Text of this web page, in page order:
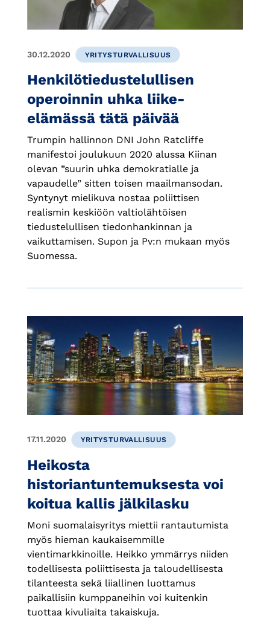
30.12.2020 YRITYSTURVALLISUUS
Henkilötiedustelullisen
operoinnin uhka liike-
elämässä tätä päivää
Trumpin hallinnon DNI John Ratcliffe
manifestoi joulukuun 2020 alussa Kiinan
olevan ”suurin uhka demokratialle ja
vapaudelle” sitten toisen maailmansodan.
Syntynyt mielikuva nostaa poliittisen
realismin keskiöön valtiolähtöisen
tiedustelullisen tiedonhankinnan ja
vaikuttamisen. Supon ja Pv:n mukaan myös
Suomessa.
17.11.2020 YRITYSTURVALLISUUS
Heikosta
historiantuntemuksesta voi
koitua kallis jälkilasku
Moni suomalaisyritys miettii rantautumista
myös hieman kaukaisemmille
vientimarkkinoille. Heikko ymmärrys niiden
todellisesta poliittisesta ja taloudellisesta
tilanteesta sekä liiallinen luottamus
paikallisiin kumppaneihin voi kuitenkin
tuottaa kivuliaita takaiskuja.